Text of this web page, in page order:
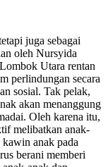
juga sebagai
oleh Nursyida
Utara rentan
perlindungan secara
sosial. Tak pelak,
akan menanggung
Oleh karena itu,
melibatkan anak-
kawin anak pada
berani memberi